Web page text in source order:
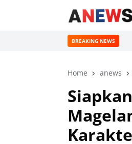
BREAKING NEWS
Home anews